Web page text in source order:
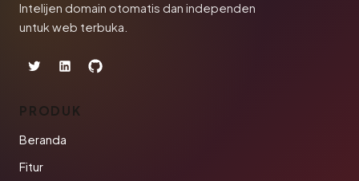
Intelijen domain otomatis dan independen
untuk web terbuka.
PRODUK
Beranda
Fitur